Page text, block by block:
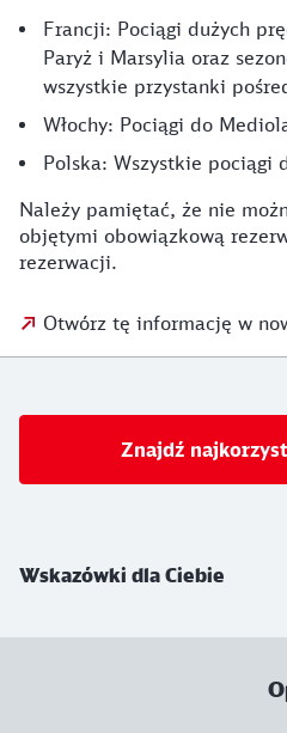
Francji: Pociągi dużych
Paryż i Marsylia oraz
wszystkie przystanki
Włochy: Pociągi do
Polska: Wszystkie pociągi
Należy pamiętać, że nie
objętymi obowiązkową
rezerwacji.
Otwórz tę informację w
Znajdź
Wskazówki dla Ciebie